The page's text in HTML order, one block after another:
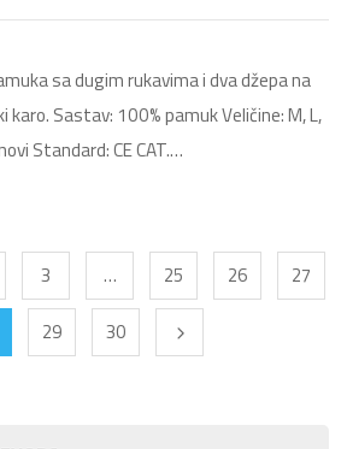
sa dugim rukavima i dva džepa na
Sastav: 100% pamuk Veličine: M, L,
Standard: CE CAT.…
3 … 25 26 27
29 30